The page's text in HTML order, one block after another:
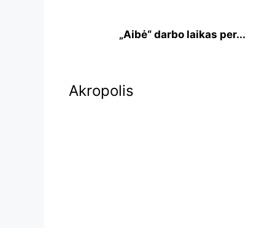
„Aibė“ darbo laikas per...
Akropolis